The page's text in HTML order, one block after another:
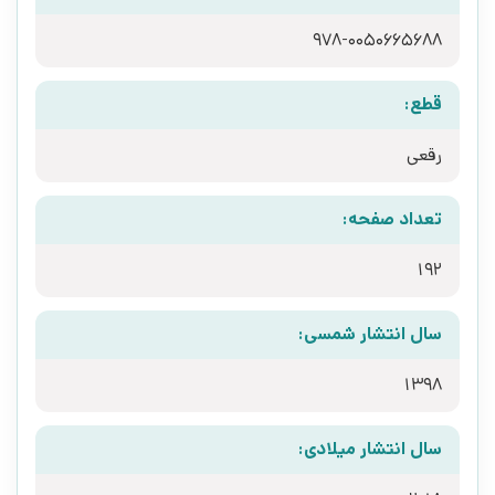
978-0050665688
قطع:
رقعی
تعداد صفحه:
192
سال انتشار شمسی:
1398
سال انتشار میلادی: